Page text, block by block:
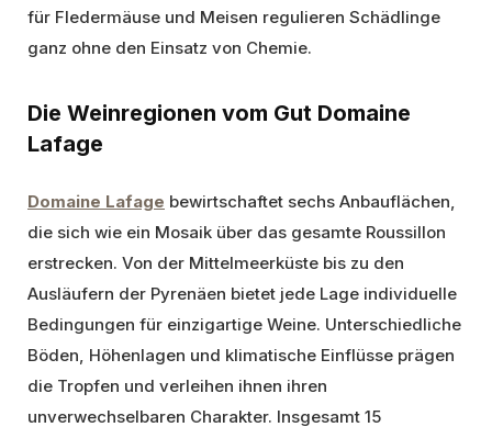
für Fledermäuse und Meisen regulieren Schädlinge
ganz ohne den Einsatz von Chemie.
Die Weinregionen vom Gut Domaine
Lafage
Domaine Lafage bewirtschaftet sechs Anbauflächen,
die sich wie ein Mosaik über das gesamte Roussillon
erstrecken. Von der Mittelmeerküste bis zu den
Ausläufern der Pyrenäen bietet jede Lage individuelle
Bedingungen für einzigartige Weine. Unterschiedliche
Böden, Höhenlagen und klimatische Einflüsse prägen
die Tropfen und verleihen ihnen ihren
unverwechselbaren Charakter. Insgesamt 15